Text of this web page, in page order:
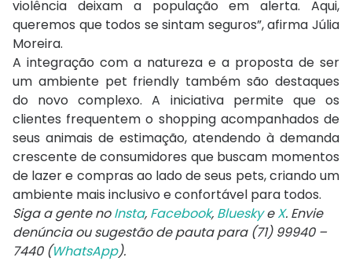
violência deixam a população em alerta. Aqui,
queremos que todos se sintam seguros”, afirma Júlia
Moreira.
A integração com a natureza e a proposta de ser
um ambiente pet friendly também são destaques
do novo complexo. A iniciativa permite que os
clientes frequentem o shopping acompanhados de
seus animais de estimação, atendendo à demanda
crescente de consumidores que buscam momentos
de lazer e compras ao lado de seus pets, criando um
ambiente mais inclusivo e confortável para todos.
Siga a gente noInsta, Facebook, BlueskyeX. Envie
denúncia ou sugestão de pauta para (71) 99940 –
7440 (WhatsApp).